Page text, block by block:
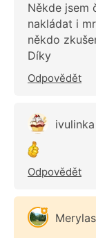
Někde jsem
nakládat i
někdo
Díky
Odpovědět
ivulinka
Odpovědět
Merylas